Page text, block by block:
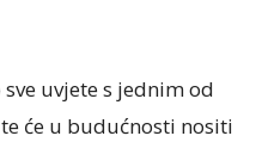
uvjete s jednim od
će u budućnosti nositi